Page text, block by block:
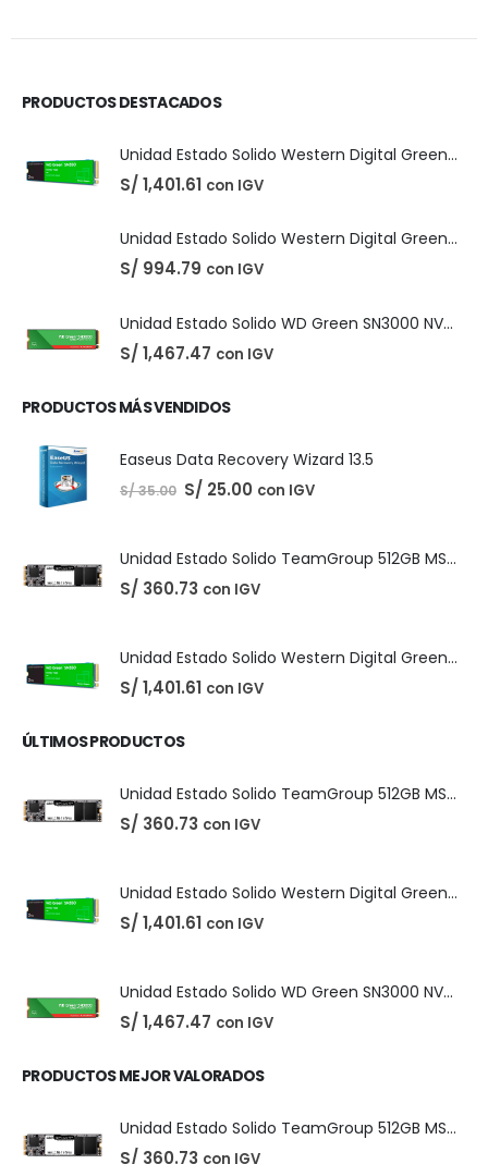
DIGITALES,LICENCIAS DE SOFTWARE
Adobe Creative Cloud - 1 Año
precio
original
era:
S/ 220.00.
precio
actual
es:
S/ 210.00.
PRODUCTOS DESTACADOS
S/
S/ 994.79 con IGV
S/1,467.47 con IGV
Easeus Data Recovery Wizard 13.5
S/ 35.00 El
original
era:
S/ 25.00Elcon IGV
S/360.73 con IGV
S/1,401.61 con IGV
Unidad Estado Solido TeamGroup 512GB MS30
S/ 360.73 con IGV
S/1,401.61 con IGV